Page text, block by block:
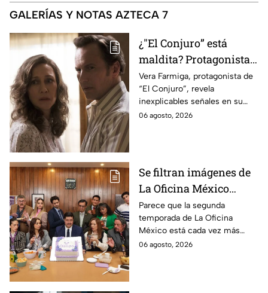
GALERÍAS Y NOTAS AZTECA 7
¿"El Conjuro” está
maldita? Protagonista
revela INQUIETANTES
señales en su cuerpo
durante la grabación de
la película
Vera Farmiga, protagonista de
“El Conjuro”, revela
inexplicables señales en su
cuerpo durante el rodaje de la
06 agosto, 2026
Se filtran imágenes de
La Oficina México
temporada 2 y un
detalle desata teorías
entre los fans
Parece que la segunda
temporada de La Oficina
México está cada vez más
cerca, pues el elenco ya se
06 agosto, 2026